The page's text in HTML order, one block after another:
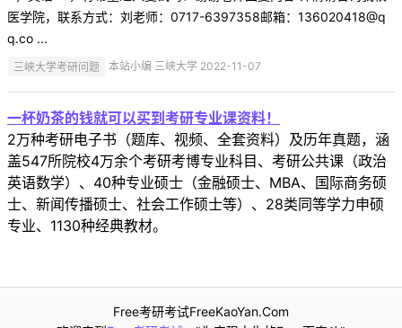
医学院，联系方式：刘老师：0717-6397358邮箱：136020418@q
q.co ...
三峡大学考研问题 本站小编 三峡大学 2022-11-07
一杯奶茶的钱就可以买到考研专业课资料！
2万种考研电子书（题库、视频、全套资料）及历年真题，涵
盖547所院校4万余个考研考博专业科目、考研公共课（政治
英语数学）、40种专业硕士（金融硕士、MBA、国际商务硕
士、新闻传播硕士、社会工作硕士等）、28类同等学力申硕
专业、1130种经典教材。
Free考研考试FreeKaoYan.Com